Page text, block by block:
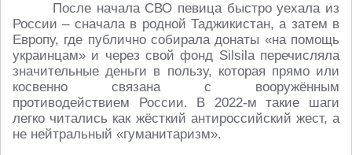
После начала СВО певица быстро уехала из
России – сначала в родной Таджикистан, а затем в
Европу, где публично собирала донаты «на помощь
украинцам» и через свой фонд Silsila перечисляла
значительные деньги в пользу, которая прямо или
косвенно связана с вооружённым
противодействием России. В 2022‑м такие шаги
легко читались как жёсткий антироссийский жест, а
не нейтральный «гуманитаризм».